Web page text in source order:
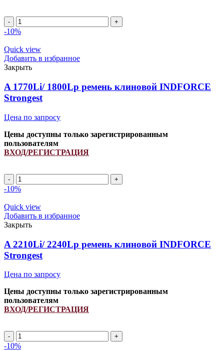
A
1470Li/
ремень
клиновой
INDFORCE
Strongest
quantity
-10%
Quick view
Добавить в избранное
Закрыть
A 1770Li/ 1800Lp ремень клиновой INDFORCE
Strongest
Цена по запросу
Цены доступны только зарегистрированным
пользователям
ВХОД/РЕГИСТРАЦИЯ
A
1770Li/
ремень
клиновой
INDFORCE
Strongest
quantity
-10%
Quick view
Добавить в избранное
Закрыть
A 2210Li/ 2240Lp ремень клиновой INDFORCE
Strongest
Цена по запросу
Цены доступны только зарегистрированным
пользователям
ВХОД/РЕГИСТРАЦИЯ
A
2210Li/
-10%